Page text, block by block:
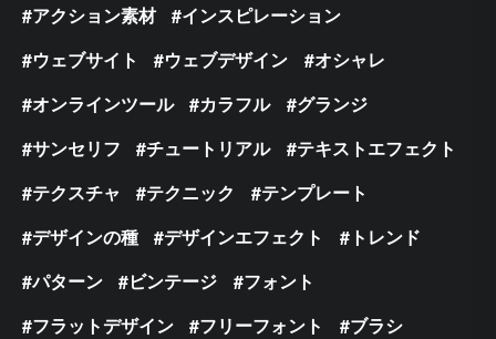
アクション素材
インスピレーション
ウェブサイト
ウェブデザイン
オシャレ
オンラインツール
カラフル
グランジ
サンセリフ
チュートリアル
テキストエフェクト
テクスチャ
テクニック
テンプレート
デザインの種
デザインエフェクト
トレンド
パターン
ビンテージ
フォント
フラットデザイン
フリーフォント
ブラシ